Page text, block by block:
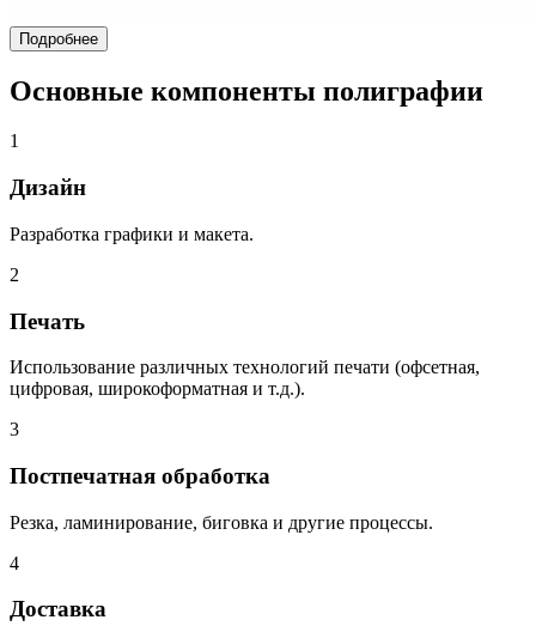
Подробнее
Основные компоненты полиграфии
1
Дизайн
Разработка графики и макета.
2
Печать
Использование различных технологий печати (офсетная,
цифровая, широкоформатная и т.д.).
3
Постпечатная обработка
Резка, ламинирование, биговка и другие процессы.
4
Доставка